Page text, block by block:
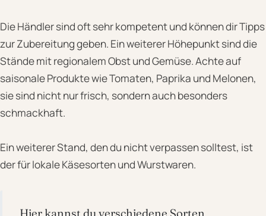
Die Händler sind oft sehr kompetent und können dir Tipps
zur Zubereitung geben. Ein weiterer Höhepunkt sind die
Stände mit regionalem Obst und Gemüse. Achte auf
saisonale Produkte wie Tomaten, Paprika und Melonen,
sie sind nicht nur frisch, sondern auch besonders
schmackhaft.
Ein weiterer Stand, den du nicht verpassen solltest, ist
der für lokale Käsesorten und Wurstwaren.
Hier kannst du verschiedene Sorten